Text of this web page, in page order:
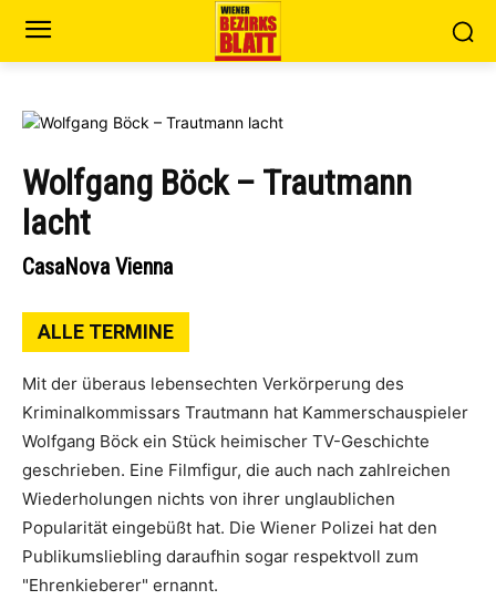
Wolfgang Böck – Trautmann
lacht
CasaNova Vienna
ALLE TERMINE
Mit der überaus lebensechten Verkörperung des
Kriminalkommissars Trautmann hat Kammerschauspieler
Wolfgang Böck ein Stück heimischer TV-Geschichte
geschrieben. Eine Filmfigur, die auch nach zahlreichen
Wiederholungen nichts von ihrer unglaublichen
Popularität eingebüßt hat. Die Wiener Polizei hat den
Publikumsliebling daraufhin sogar respektvoll zum
"Ehrenkieberer" ernannt.